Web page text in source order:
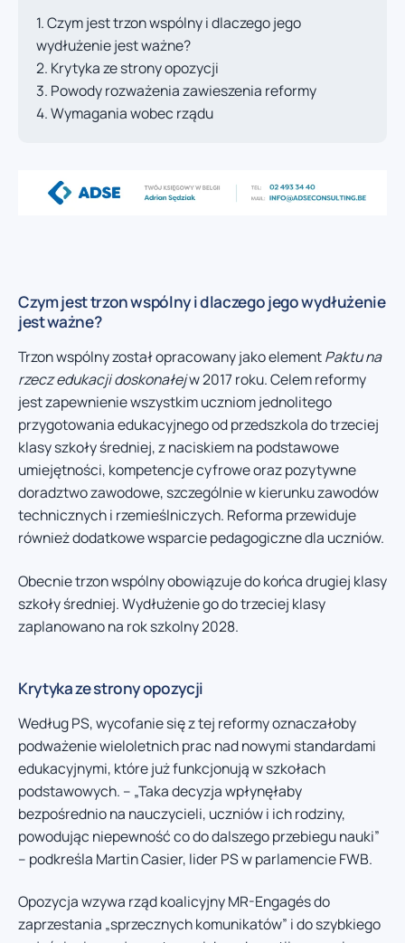
Czym jest trzon wspólny i dlaczego jego
wydłużenie jest ważne?
Krytyka ze strony opozycji
Powody rozważenia zawieszenia reformy
Wymagania wobec rządu
Czym jest trzon wspólny i dlaczego jego wydłużenie
jest ważne?
Trzon wspólny został opracowany jako elementPaktu na
rzecz edukacji doskonałejw 2017 roku. Celem reformy
jest zapewnienie wszystkim uczniom jednolitego
przygotowania edukacyjnego od przedszkola do trzeciej
klasy szkoły średniej, z naciskiem na podstawowe
umiejętności, kompetencje cyfrowe oraz pozytywne
doradztwo zawodowe, szczególnie w kierunku zawodów
technicznych i rzemieślniczych. Reforma przewiduje
również dodatkowe wsparcie pedagogiczne dla uczniów.
Obecnie trzon wspólny obowiązuje do końca drugiej klasy
szkoły średniej. Wydłużenie go do trzeciej klasy
zaplanowano na rok szkolny 2028.
Krytyka ze strony opozycji
Według PS, wycofanie się z tej reformy oznaczałoby
podważenie wieloletnich prac nad nowymi standardami
edukacyjnymi, które już funkcjonują w szkołach
podstawowych. – „Taka decyzja wpłynęłaby
bezpośrednio na nauczycieli, uczniów i ich rodziny,
powodując niepewność co do dalszego przebiegu nauki”
– podkreśla Martin Casier, lider PS w parlamencie FWB.
Opozycja wzywa rząd koalicyjny MR-Engagés do
zaprzestania „sprzecznych komunikatów” i do szybkiego